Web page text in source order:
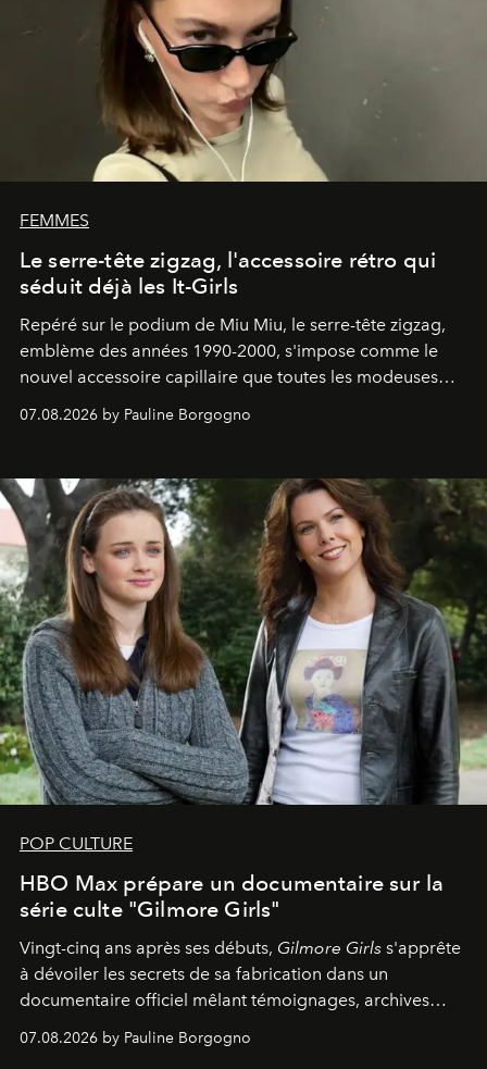
FEMMES
Le serre-tête zigzag, l'accessoire rétro qui
séduit déjà les It-Girls
Repéré sur le podium de Miu Miu, le serre-tête zigzag,
emblème des années 1990-2000, s'impose comme le
nouvel accessoire capillaire que toutes les modeuses
07.08.2026 by Pauline Borgogno
POP CULTURE
HBO Max prépare un documentaire sur la
série culte "Gilmore Girls"
Vingt-cinq ans après ses débuts, Gilmore Girls s'apprête
à dévoiler les secrets de sa fabrication dans un
documentaire officiel mêlant témoignages, archives
générationnel.
07.08.2026 by Pauline Borgogno